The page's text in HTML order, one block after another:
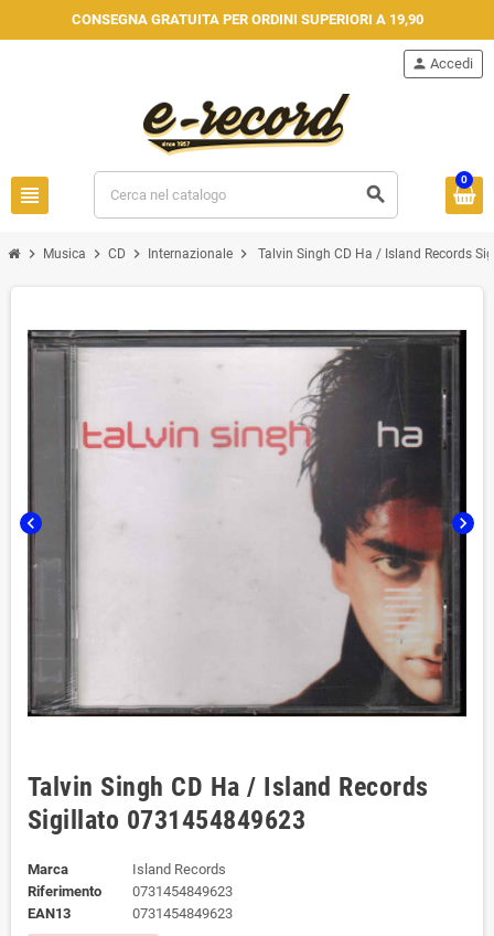
CONSEGNA GRATUITA PER ORDINI SUPERIORI A 19,90
view_headline search
person Accedi
0
chevron_right Musica chevron_right CD chevron_right Internazionale chevron_right Talvin Singh CD Ha / Island Records
chevron_left chevron_right
Talvin Singh CD Ha / Island Records
Sigillato 0731454849623
Marca
Island Records
Riferimento
0731454849623
EAN13
0731454849623